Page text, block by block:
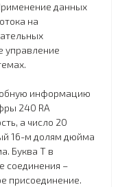
данных
на
управление
информацию
240 RA
а число 20
16-м долям дюйма
Буква T в
соединения –
присоединение.